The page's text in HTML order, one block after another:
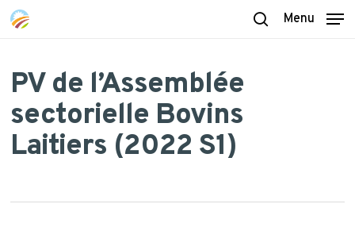
Skip
content
Menu
PV de l’Assemblée
sectorielle Bovins
Laitiers (2022 S1)